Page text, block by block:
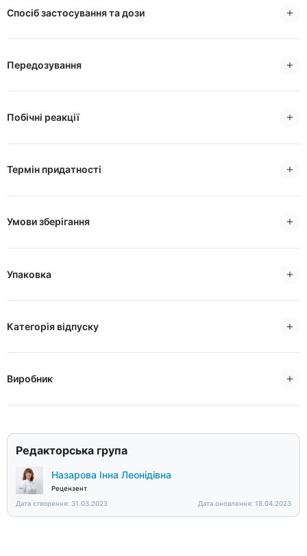
Спосіб застосування та дози
Передозування
Побічні реакції
Термін придатності
Умови зберігання
Упаковка
Категорія відпуску
Виробник
Редакторська група
Назарова Інна Леонідівна
Рецензент
Дата створення: 31.03.2023
Дата оновлення: 18.04.2023